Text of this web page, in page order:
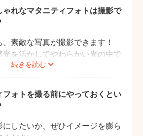
る方の多くに、「衣装がはずかし
を見られたくない」と考える方も
。
ご自宅への出張も可能ですの
らしい装いで自然体なマタニティ
影いただけます。
園でカジュアルに撮影したり、素
衣装ではご自宅で撮影するなど、
範囲内でシーンを変えることも可
ゃれなマタニティフォトは撮影で
続きを読む
、素敵な写真が撮影できます！
光を活かしてやわらかい光の中で
が人気です。妊婦さんはお部屋の
大変かと思いますが、撮影したい
お片付けいただく程度で大丈夫
フォトを撮る前にやっておくとい
にしたいか、ぜひイメージを膨ら